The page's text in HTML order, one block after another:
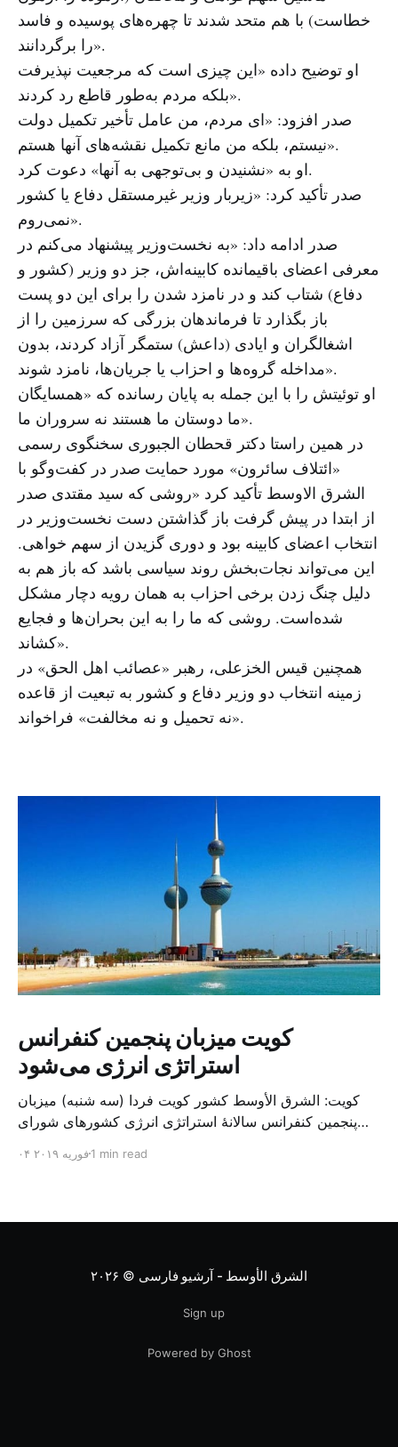
خطاست) با هم متحد شدند تا چهره‌های پوسیده و فاسد
را برگردانند».
او توضیح داده «این چیزی است که مرجعیت نپذیرفت
بلکه مردم به‌طور قاطع رد کردند».
صدر افزود: «ای مردم، من عامل تأخیر تکمیل دولت
نیستم، بلکه من مانع تکمیل نقشه‌های آنها هستم».
او به «نشنیدن و بی‌توجهی به آنها» دعوت کرد.
صدر تأکید کرد: «زیربار وزیر غیرمستقل دفاع یا کشور
نمی‌روم».
صدر ادامه داد: «به نخست‌وزیر پیشنهاد می‌کنم در
معرفی اعضای باقیمانده کابینه‌اش، جز دو وزیر (کشور و
دفاع) شتاب کند و در نامزد شدن را برای این دو پست
باز بگذارد تا فرماندهان بزرگی که سرزمین را از
اشغالگران و ایادی (داعش) ستمگر آزاد کردند، بدون
مداخله گروه‌ها و احزاب یا جریان‌ها، نامزد شوند».
او توئیتش را با این جمله به پایان رسانده که «همسایگان
ما دوستان ما هستند نه سروران ما».
در همین راستا دکتر قحطان الجبوری سخنگوی رسمی
«ائتلاف سائرون» مورد حمایت صدر در کفت‌وگو با
الشرق الاوسط تأکید کرد «روشی که سید مقتدی صدر
از ابتدا در پیش گرفت باز گذاشتن دست نخست‌وزیر در
انتخاب اعضای کابینه بود و دوری گزیدن از سهم خواهی.
این می‌تواند نجات‌بخش روند سیاسی باشد که باز هم به
دلیل چنگ زدن برخی احزاب به همان رویه دچار مشکل
شده‌است. روشی که ما را به این بحران‌ها و فجایع
کشاند».
همچنین قیس الخزعلی، رهبر «عصائب اهل الحق» در
زمینه انتخاب دو وزیر دفاع و کشور به تبعیت از قاعده
«نه تحمیل و نه مخالفت» فراخواند.
کویت میزبان پنجمین کنفرانس
استراتژی انرژی می‌شود
کویت: الشرق الأوسط کشور کویت فردا (سه شنبه) میزبان
پنجمین کنفرانس سالانهٔ استراتژی انرژی کشورهای شورای
متخصص از شرکت‌های جهانی نفت و گاز در این کنفرانس
۰۴ فوریه ۲۰۱۹1 min read
الشرق الأوسط - آرشیو فارسی © ۲۰۲۶
Sign up
Powered by Ghost